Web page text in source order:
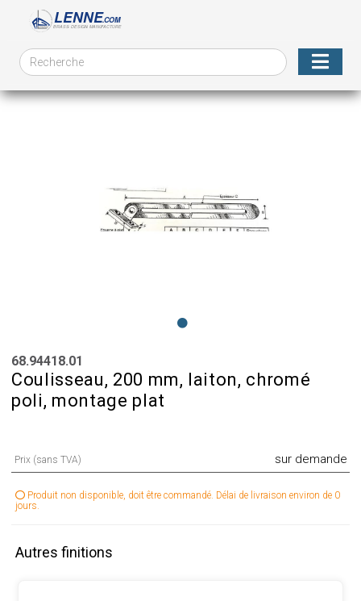
68.94418.01
Coulisseau, 200 mm, laiton, chromé
poli, montage plat
Prix (sans TVA) sur demande
Produit non disponible, doit être commandé. Délai de livraison environ de 0
jours.
Autres finitions